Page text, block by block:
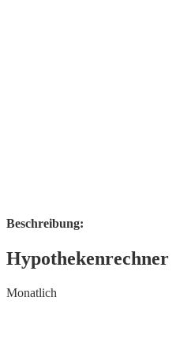
Beschreibung:
Hypothekenrechner
Monatlich